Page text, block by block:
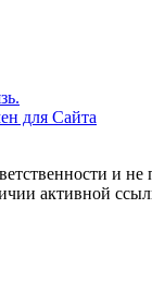
для Сайта
и
активной